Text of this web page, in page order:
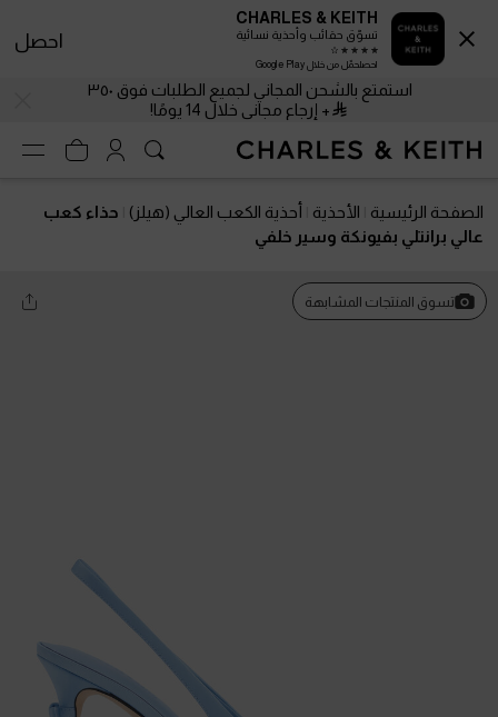
استمتع بالشحن المجاني لجميع الطلبات فوق ٣٥٠
+ إرجاع مجاني خلال 14 يومًا!
الصفحة الرئيسية الأحذية أحذية الكعب العالي (هيلز)
حذاء كعب
عالي برانتلي بفيونكة وسير خلفي
تسوق المنتجات المشابهة
CHARLES & KEITH
تسوّق حقائب وأحذية نسائية
احصلحمّل من خلال Google Play
احصل